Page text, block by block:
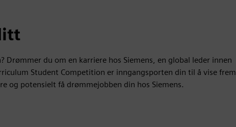
du om en karriere hos Siemens, en global leder innen
Student Competition er inngangsporten din til å vise frem
og potensielt få drømmejobben din hos Siemens.